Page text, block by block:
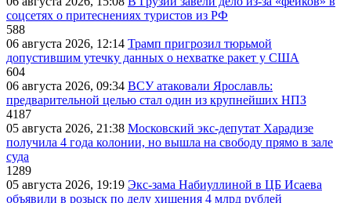
соцсетях о притеснениях туристов из РФ
588
06 августа 2026, 12:14 Трамп пригрозил тюрьмой
допустившим утечку данных о нехватке ракет у США
604
06 августа 2026, 09:34 ВСУ атаковали Ярославль:
предварительной целью стал один из крупнейших НПЗ
4187
05 августа 2026, 21:38 Московский экс-депутат Харадизе
получила 4 года колонии, но вышла на свободу прямо в зале
суда
1289
05 августа 2026, 19:19 Экс-зама Набиуллиной в ЦБ Исаева
объявили в розыск по делу хищения 4 млрд рублей